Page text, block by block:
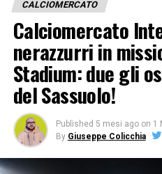
CALCIOMERCATO
Calciomercato
nerazzurri in
Stadium: due gli
del Sassuolo!
Published 5 mesi ago on 1
By Giuseppe Colicchia